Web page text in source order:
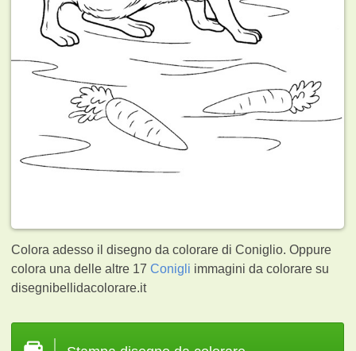
Colora adesso il disegno da colorare di Coniglio. Oppure
colora una delle altre 17Conigli immagini da colorare su
disegnibellidacolorare.it